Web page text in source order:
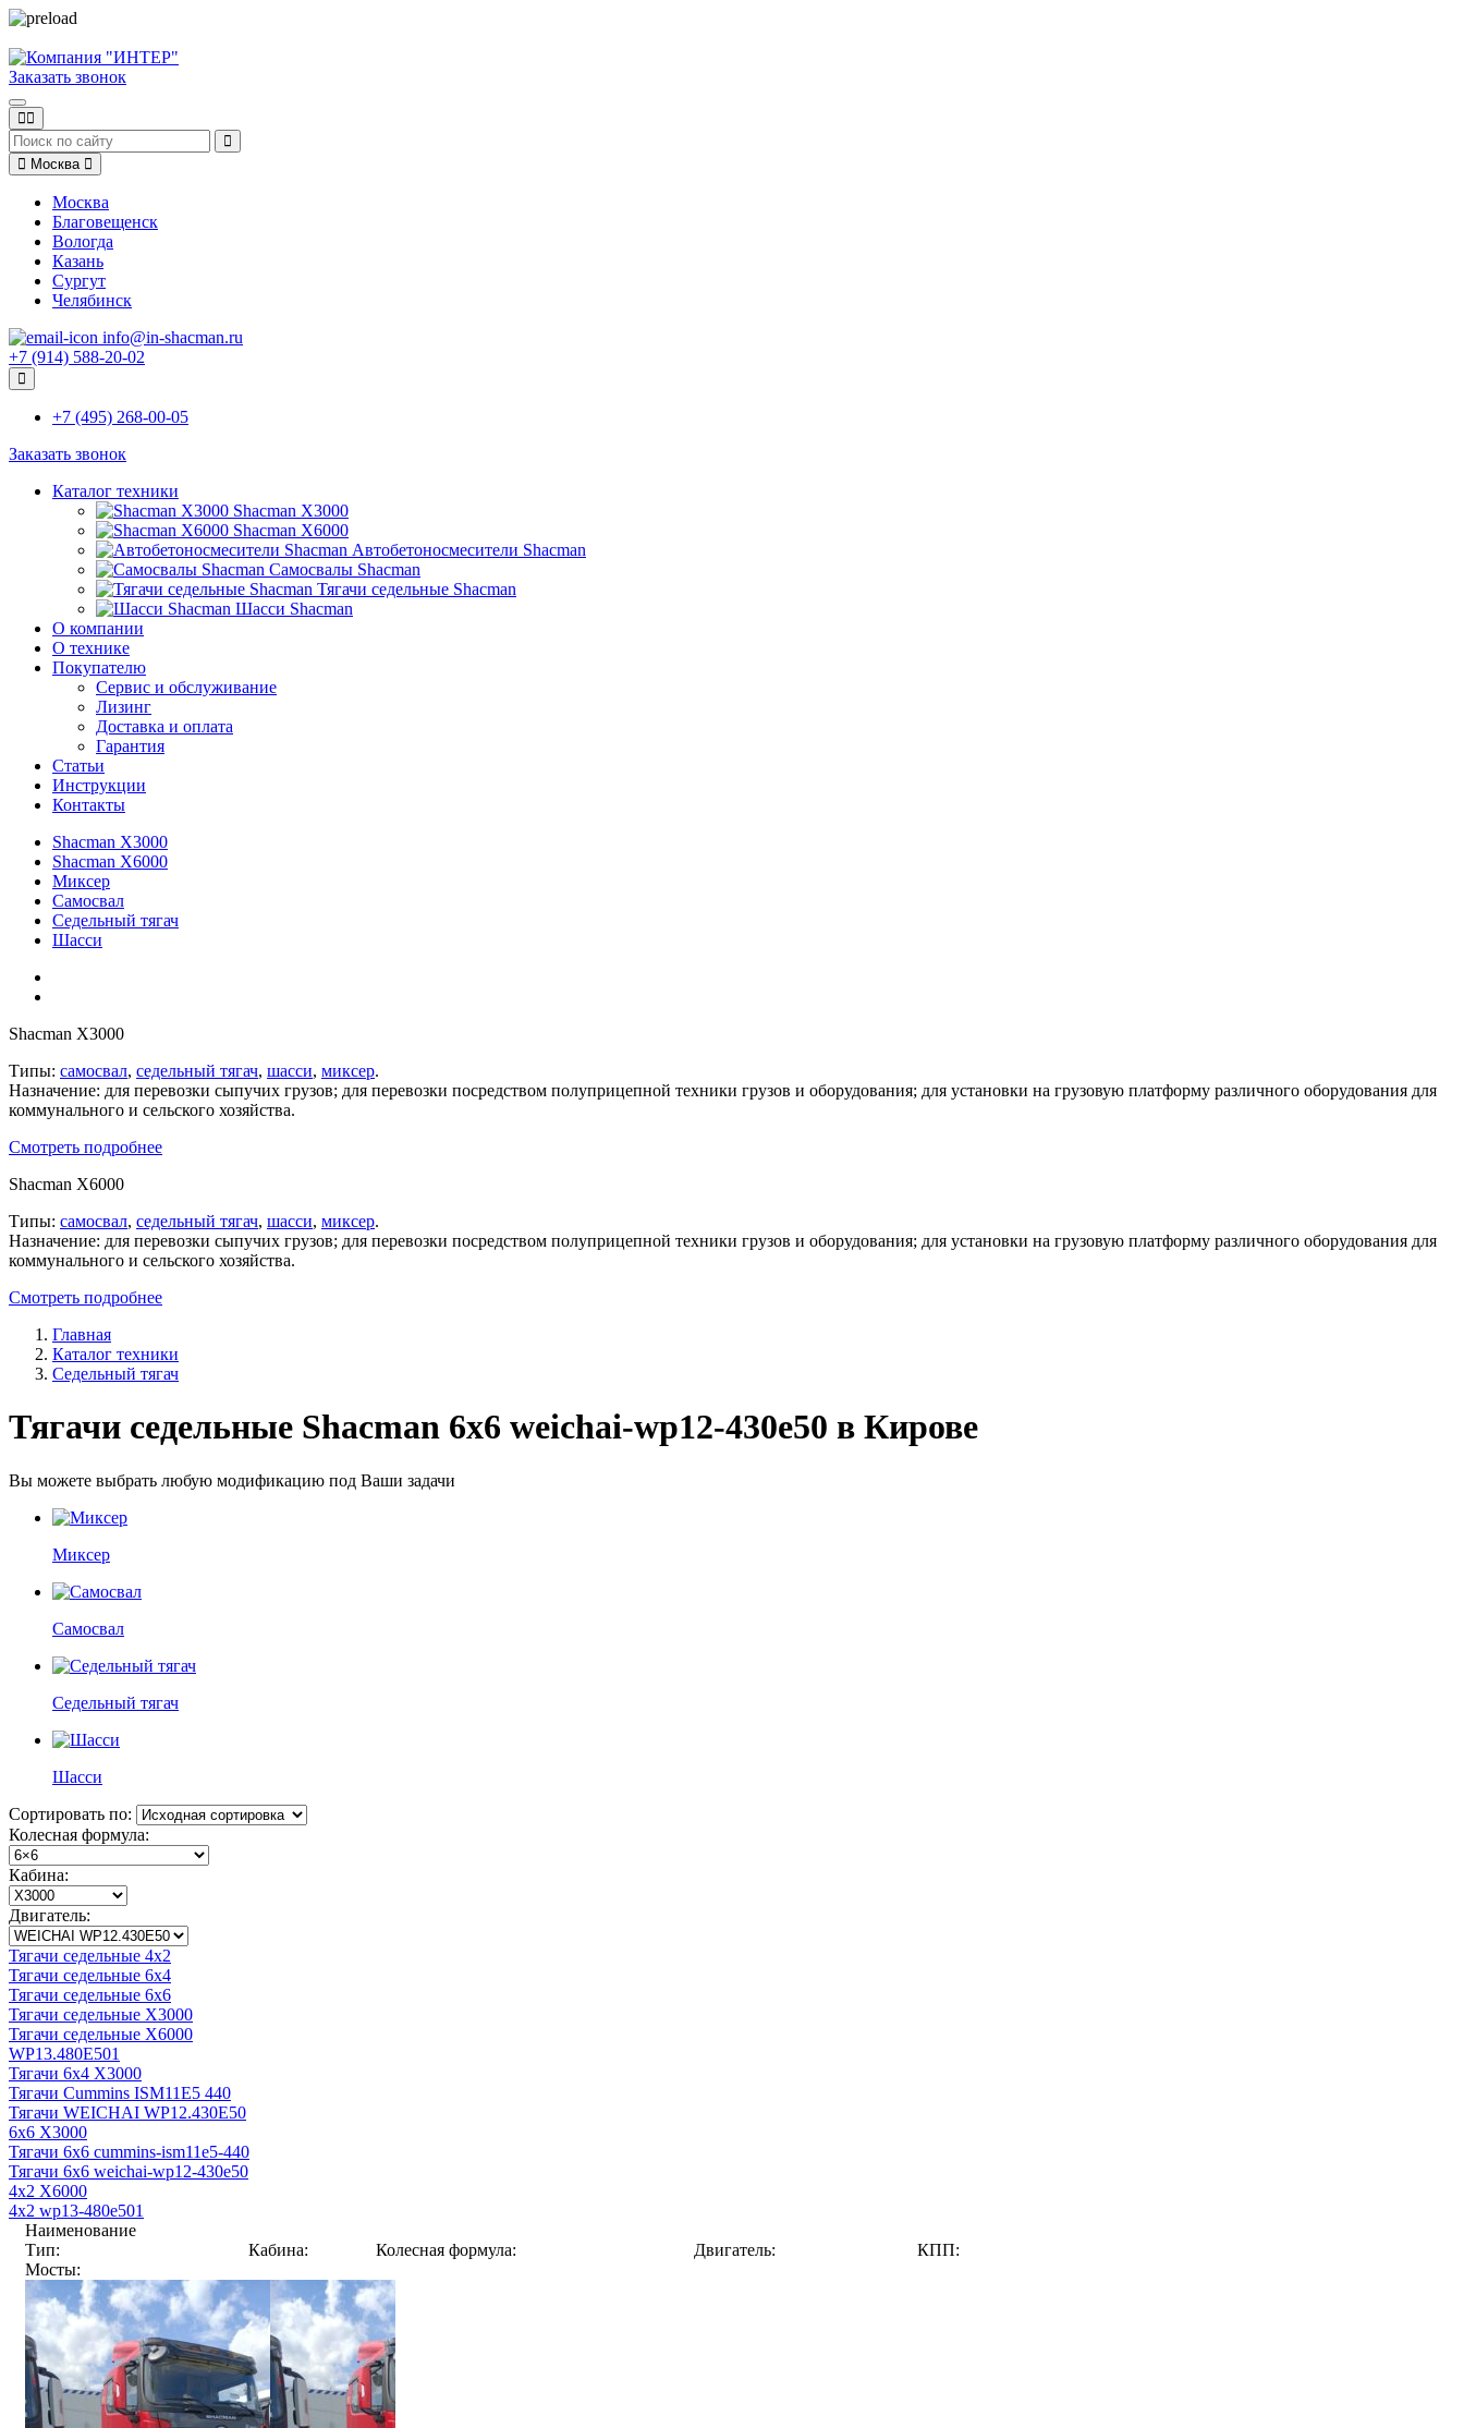
Заказать звонок
Москва
Москва
Благовещенск
Вологда
Казань
Сургут
Челябинск
info@in-shacman.ru
+7 (914) 588-20-02
+7 (495) 268-00-05
Заказать звонок
Каталог техники
Shacman X3000
Shacman X6000
Автобетоносмесители Shacman
Самосвалы Shacman
Тягачи седельные Shacman
Шасси Shacman
О компании
О технике
Покупателю
Сервис и обслуживание
Лизинг
Доставка и оплата
Гарантия
Статьи
Инструкции
Контакты
Shacman X3000
Shacman X6000
Миксер
Самосвал
Седельный тягач
Шасси
Shacman X3000
Типы: самосвал, седельный тягач, шасси, миксер.
Назначение: для перевозки сыпучих грузов; для перевозки посредством полуприцепной техники грузов и оборудования; для установки на грузовую платформу различного оборудования для
коммунального и сельского хозяйства.
Смотреть подробнее
Shacman X6000
Типы: самосвал, седельный тягач, шасси, миксер.
Назначение: для перевозки сыпучих грузов; для перевозки посредством полуприцепной техники грузов и оборудования; для установки на грузовую платформу различного оборудования для
коммунального и сельского хозяйства.
Смотреть подробнее
Главная
Каталог техники
Седельный тягач
Тягачи седельные Shacman 6x6 weichai-wp12-430e50 в Кирове
Вы можете выбрать любую модификацию под Ваши задачи
Миксер
Самосвал
Седельный тягач
Шасси
Сортировать по:
Колесная формула:
Кабина:
Двигатель:
Тягачи седельные 4x2
Тягачи седельные 6x4
Тягачи седельные 6x6
Тягачи седельные X3000
Тягачи седельные X6000
WP13.480E501
Тягачи 6x4 X3000
Тягачи Cummins ISM11E5 440
Тягачи WEICHAI WP12.430E50
6x6 X3000
Тягачи 6x6 cummins-ism11e5-440
Тягачи 6x6 weichai-wp12-430e50
4x2 X6000
4x2 wp13-480e501
Наименование
Тип:
Кабина: Колесная формула: Двигатель:
КПП:
Мосты: